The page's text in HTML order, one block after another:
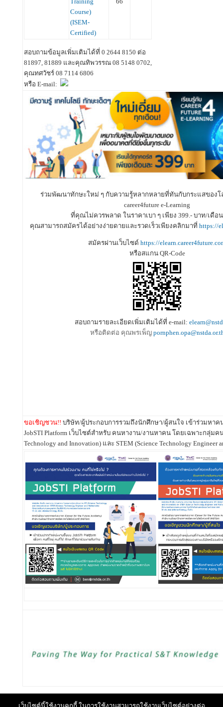
Course)
(ISEM-
Certified)
สอบถามข้อมูลเพิ่มเติมได้ที่ 0 2644 8150 ต่อ
81897, 81889 และคุณทิพวรรณ 08 5148 0702,
คุณทศวัชร์ 08 7114 6806
หรือ E-mail:
ร่วมพัฒนาทักษะใหม่ ๆ กับความรู้หลากหลายที่ทันกับกระแสของโ
career4future e-Learning
ที่คุณไม่ควรพลาด ในราคาเบา ๆ เพียง 399.- บาท/เดือ
คุณสามารถสมัครได้อย่างง่ายดายและรวดเร็วเพียงคลิกมาที่ https://
สมัครผ่านเว็บไซด์https://
หรือสแกน QR-Code
สอบถามรายละเอียดเพิ่มเติมได้ที่ e-mail:
หรือติดต่อ คุณพรเพ็ญ
ขอเชิญชวน!! บริษัท/ผู้ประกอบการรวมถึงนักศึกษา/ผู้สนใจ เข้าร่วมหา
JobSTI Platform เว็บไซต์สำหรับ คนหางาน/งานหาคน โดยเฉพาะกลุ่มคน
Technology and Innovation) และ STEM (Science Technology Engineer